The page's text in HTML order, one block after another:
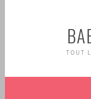
TOUT